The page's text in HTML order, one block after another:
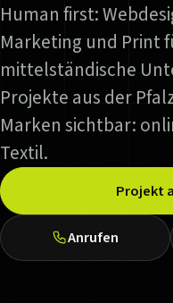
Human first:
Marketing und Print
mittelständische
Projekte aus der
Marken sichtbar:
Textil.
Projekt
Anrufen